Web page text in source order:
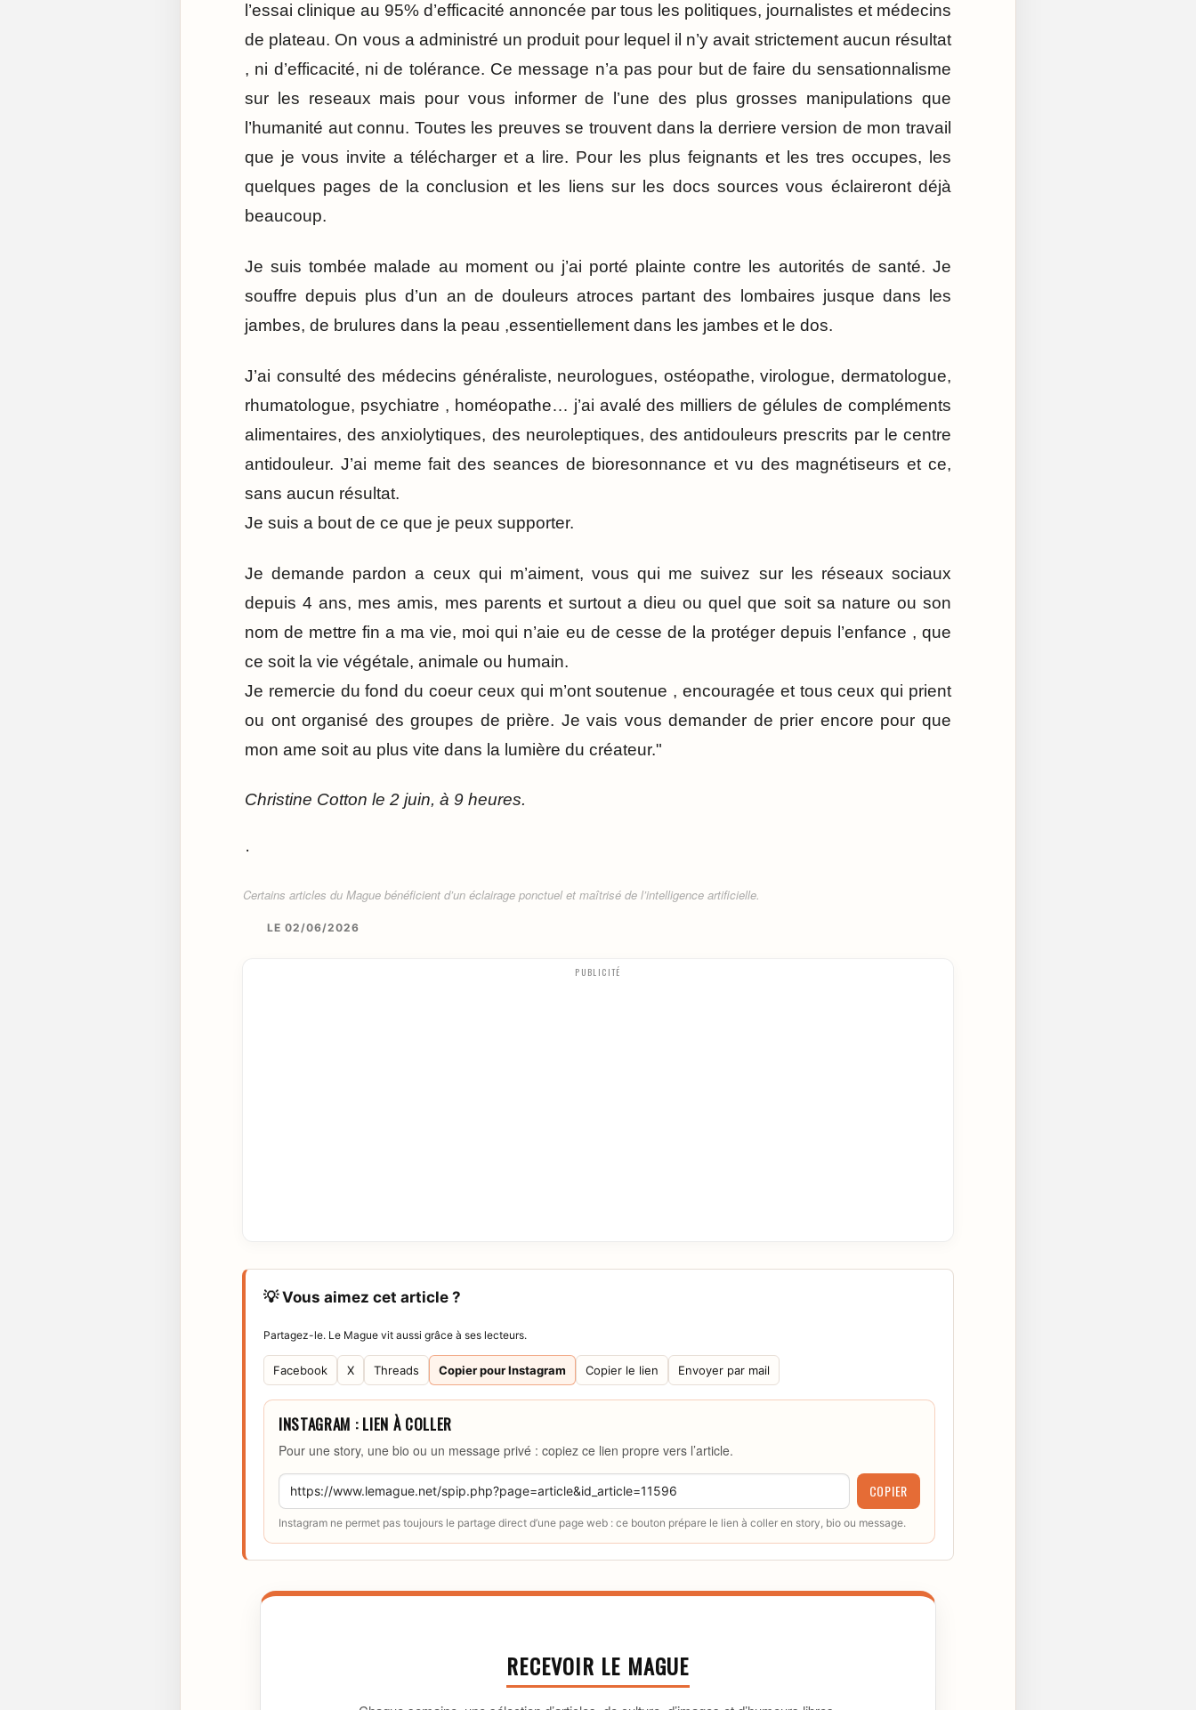
l’essai clinique au 95% d’efficacité annoncée par tous les politiques, journalistes et médecins
de plateau. On vous a administré un produit pour lequel il n’y avait strictement aucun résultat
, ni d’efficacité, ni de tolérance. Ce message n’a pas pour but de faire du sensationnalisme
sur les reseaux mais pour vous informer de l’une des plus grosses manipulations que
l’humanité aut connu. Toutes les preuves se trouvent dans la derriere version de mon travail
que je vous invite a télécharger et a lire. Pour les plus feignants et les tres occupes, les
quelques pages de la conclusion et les liens sur les docs sources vous éclaireront déjà
beaucoup.
Je suis tombée malade au moment ou j’ai porté plainte contre les autorités de santé. Je
souffre depuis plus d’un an de douleurs atroces partant des lombaires jusque dans les
jambes, de brulures dans la peau ,essentiellement dans les jambes et le dos.
J’ai consulté des médecins généraliste, neurologues, ostéopathe, virologue, dermatologue,
rhumatologue, psychiatre , homéopathe… j’ai avalé des milliers de gélules de compléments
alimentaires, des anxiolytiques, des neuroleptiques, des antidouleurs prescrits par le centre
antidouleur. J’ai meme fait des seances de bioresonnance et vu des magnétiseurs et ce,
sans aucun résultat.
Je suis a bout de ce que je peux supporter.
Je demande pardon a ceux qui m’aiment, vous qui me suivez sur les réseaux sociaux
depuis 4 ans, mes amis, mes parents et surtout a dieu ou quel que soit sa nature ou son
nom de mettre fin a ma vie, moi qui n’aie eu de cesse de la protéger depuis l’enfance , que
ce soit la vie végétale, animale ou humain.
Je remercie du fond du coeur ceux qui m’ont soutenue , encouragée et tous ceux qui prient
ou ont organisé des groupes de prière. Je vais vous demander de prier encore pour que
mon ame soit au plus vite dans la lumière du créateur."
Christine Cotton le 2 juin, à 9 heures.
·
Certains articles du Mague bénéficient d’un éclairage ponctuel et maîtrisé de l’intelligence artificielle.
LE 02/06/2026
PUBLICITÉ
💡 Vous aimez cet article ?
Partagez-le. Le Mague vit aussi grâce à ses lecteurs.
Facebook X Threads Copier pour Instagram Copier le lien Envoyer par mail
INSTAGRAM : LIEN À COLLER
Pour une story, une bio ou un message privé : copiez ce lien propre vers l’article.
COPIER
Instagram ne permet pas toujours le partage direct d’une page web : ce bouton prépare le lien à coller en story, bio ou message.
RECEVOIR LE MAGUE